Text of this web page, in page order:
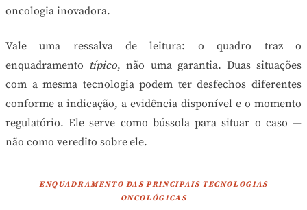
oncologia inovadora.
Vale uma ressalva de leitura: o quadro traz o
enquadramento típico, não uma garantia. Duas situações
com a mesma tecnologia podem ter desfechos diferentes
conforme a indicação, a evidência disponível e o momento
regulatório. Ele serve como bússola para situar o caso —
não como veredito sobre ele.
ENQUADRAMENTO DAS PRINCIPAIS TECNOLOGIAS
ONCOLÓGICAS